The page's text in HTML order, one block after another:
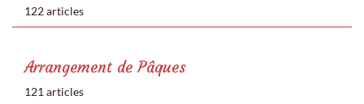
122 articles
Arrangement de Pâques
121 articles